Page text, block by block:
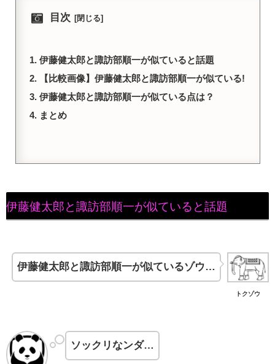
目次
伊藤健太郎と諏訪部順一が似ていると話題
【比較画像】伊藤健太郎と諏訪部順一が似ている!
伊藤健太郎と諏訪部順一が似ている点は？
まとめ
伊藤健太郎と諏訪部順一が似ていると話題
トクゾウ
伊藤健太郎と諏訪部順一が似ているゾウ…
ソックリなンダ…